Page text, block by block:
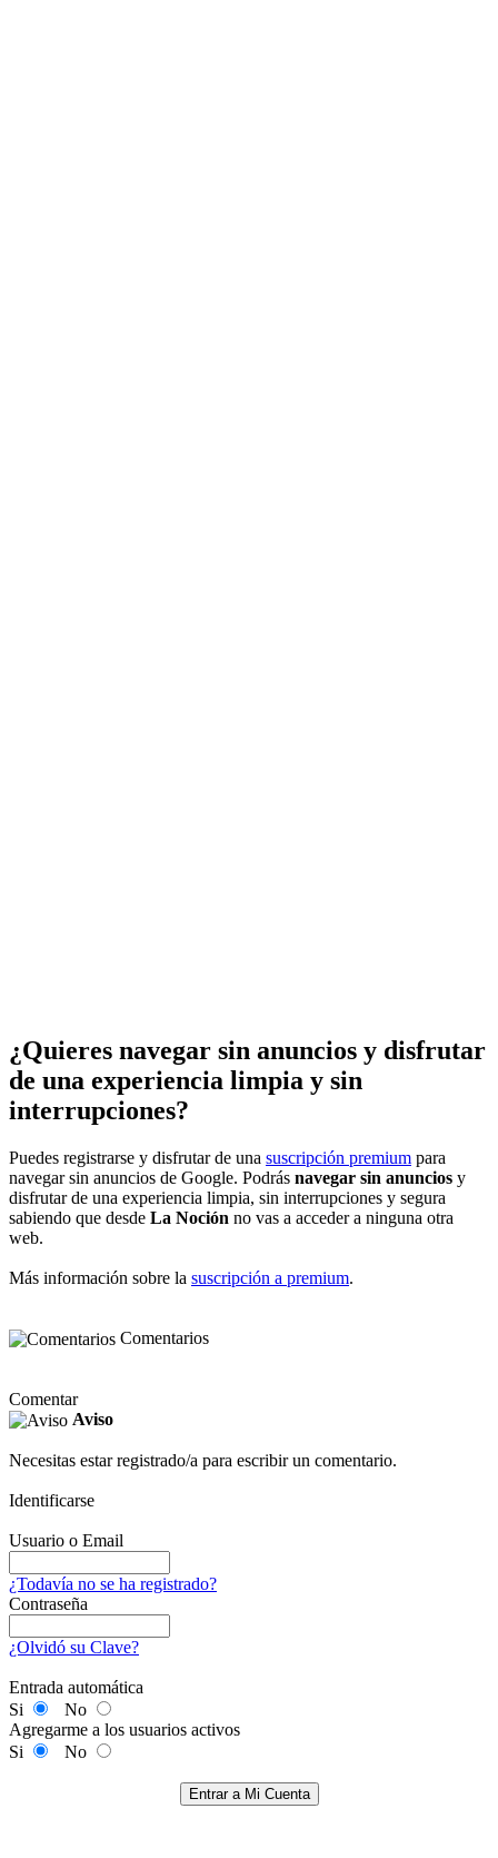
¿Quieres navegar sin anuncios y disfrutar
de una experiencia limpia y sin
interrupciones?
Puedes registrarse y disfrutar de una suscripción premium para
navegar sin anuncios de Google. Podrás navegar sin anuncios y
disfrutar de una experiencia limpia, sin interrupciones y segura
sabiendo que desde La Noción no vas a acceder a ninguna otra
web.
Más información sobre la suscripción a premium.
Comentarios
Comentar
Aviso
Necesitas estar registrado/a para escribir un comentario.
Identificarse
Usuario o Email
¿Todavía no se ha registrado?
Contraseña
¿Olvidó su Clave?
Entrada automática
Si
No
Agregarme a los usuarios activos
Si
No
Entrar a Mi Cuenta